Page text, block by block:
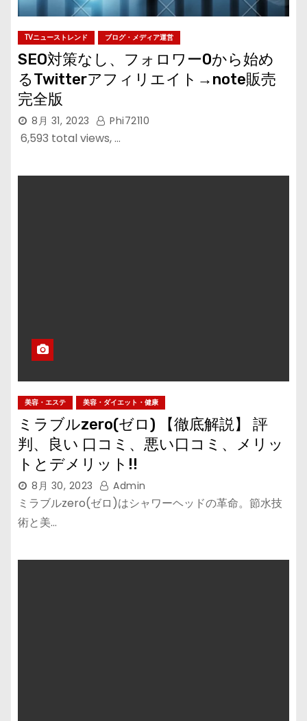
TVニューストレンド ブログ・メディア運営
SEO対策なし、フォロワー0から始め
るTwitterアフィリエイト→note販売
完全版
8月 31, 2023 Phi72110
6,593 total views, …
美容・エステ 美容・ダイエット・健康
ミラブルzero(ゼロ) 【徹底解説】 評
判、良い 口コミ、悪い口コミ、メリッ
トとデメリット!!
8月 30, 2023 Admin
ミラブルzero(ゼロ)はシャワーヘッドの革命。節水技
術と美…